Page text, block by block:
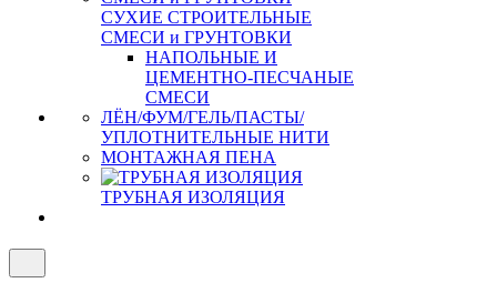
СУХИЕ СТРОИТЕЛЬНЫЕ
СМЕСИ и ГРУНТОВКИ
НАПОЛЬНЫЕ И
ЦЕМЕНТНО-ПЕСЧАНЫЕ
СМЕСИ
ЛЁН/ФУМ/ГЕЛЬ/ПАСТЫ/
УПЛОТНИТЕЛЬНЫЕ НИТИ
МОНТАЖНАЯ ПЕНА
ТРУБНАЯ ИЗОЛЯЦИЯ